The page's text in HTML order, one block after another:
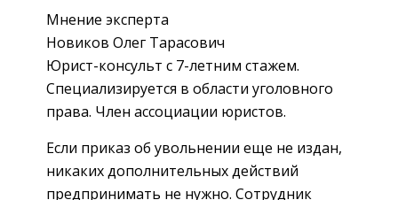
Мнение эксперта
Новиков Олег Тарасович
Юрист-консульт с 7-летним стажем.
Специализируется в области уголовного
права. Член ассоциации юристов.
Если приказ об увольнении еще не издан,
никаких дополнительных действий
предпринимать не нужно. Сотрудник